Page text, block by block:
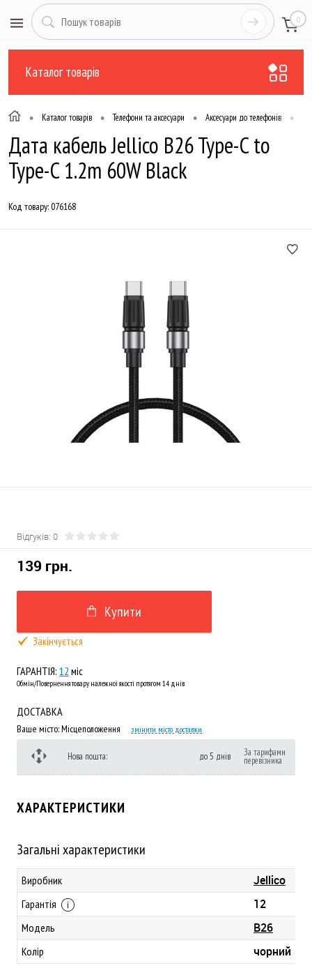
0
Каталог товарів
• Каталог товарів • Телефони та аксесуари • Аксесуари до телефонів •
Дата кабель Jellico B26 Type-C to
Type-C 1.2m 60W Black
Код товару:076168
Відгуків: 0
139 грн.
Купити
Закінчується
ГАРАНТІЯ: 12 міс
Обмін/Повернення товару належної якості протягом 14 днів
ДОСТАВКА
Ваше місто:Місцеположення змінити місто доставки
Нова пошта: до 5 днів За тарифами
перевізника
ХАРАКТЕРИСТИКИ
Загальні характеристики
Виробник Jellico
Гарантія 12
Модель B26
Колір чорний